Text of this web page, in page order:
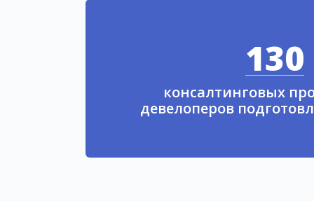
130
консалтинговых
девелоперов